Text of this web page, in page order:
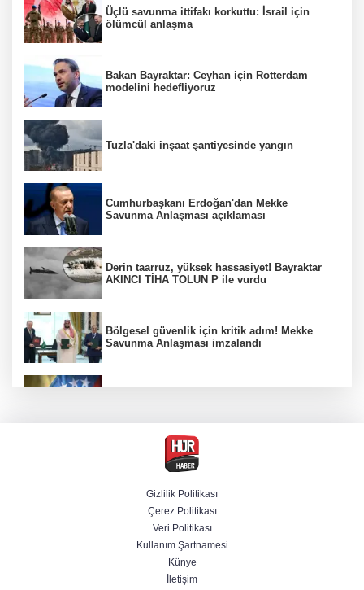
Üçlü savunma ittifakı korkuttu: İsrail için
ölümcül anlaşma
Bakan Bayraktar: Ceyhan için Rotterdam
modelini hedefliyoruz
Tuzla'daki inşaat şantiyesinde yangın
Cumhurbaşkanı Erdoğan'dan Mekke
Savunma Anlaşması açıklaması
Derin taarruz, yüksek hassasiyet! Bayraktar
AKINCI TİHA TOLUN P ile vurdu
Bölgesel güvenlik için kritik adım! Mekke
Savunma Anlaşması imzalandı
Trump imzaladı! Doğumla vatandaşlığa
kısıtlamalar genişletildi
BM'nin teklifine Türk tarafından kabul,
Rumlardan ret
Ankara'da "değnekçilik" operasyonu: 10
Gizlilik Politikası
Çerez Politikası
Veri Politikası
Kullanım Şartnamesi
Künye
İletişim